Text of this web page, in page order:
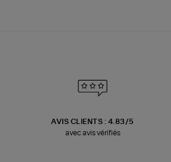
AVIS CLIENTS : 4.83/5
avec avis vérifiés